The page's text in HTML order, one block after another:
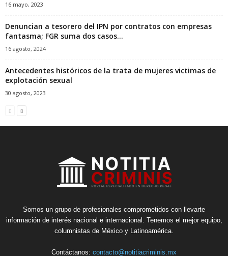
16 mayo, 2023
Denuncian a tesorero del IPN por contratos con empresas
fantasma; FGR suma dos casos...
16 agosto, 2024
Antecedentes históricos de la trata de mujeres victimas de
explotación sexual
30 agosto, 2023
Somos un grupo de profesionales comprometidos con llevarte
información de interés nacional e internacional. Tenemos el mejor equipo,
columnistas de México y Latinoamérica.
Contáctanos: contacto@notitiacriminis.mx